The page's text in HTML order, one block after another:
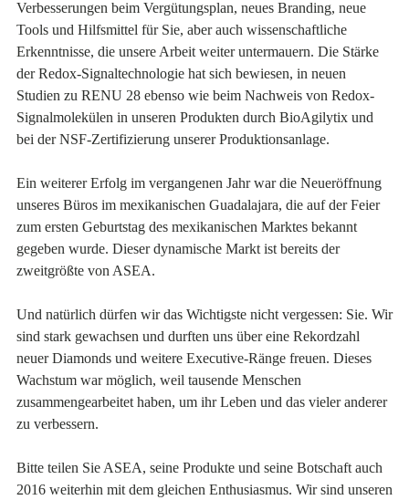
Verbesserungen beim Vergütungsplan, neues Branding, neue
Tools und Hilfsmittel für Sie, aber auch wissenschaftliche
Erkenntnisse, die unsere Arbeit weiter untermauern. Die Stärke
der Redox-Signaltechnologie hat sich bewiesen, in neuen
Studien zu RENU 28 ebenso wie beim Nachweis von Redox-
Signalmolekülen in unseren Produkten durch BioAgilytix und
bei der NSF-Zertifizierung unserer Produktionsanlage.
Ein weiterer Erfolg im vergangenen Jahr war die Neueröffnung
unseres Büros im mexikanischen Guadalajara, die auf der Feier
zum ersten Geburtstag des mexikanischen Marktes bekannt
gegeben wurde. Dieser dynamische Markt ist bereits der
zweitgrößte von ASEA.
Und natürlich dürfen wir das Wichtigste nicht vergessen: Sie. Wir
sind stark gewachsen und durften uns über eine Rekordzahl
neuer Diamonds und weitere Executive-Ränge freuen. Dieses
Wachstum war möglich, weil tausende Menschen
zusammengearbeitet haben, um ihr Leben und das vieler anderer
zu verbessern.
Bitte teilen Sie ASEA, seine Produkte und seine Botschaft auch
2016 weiterhin mit dem gleichen Enthusiasmus. Wir sind unseren